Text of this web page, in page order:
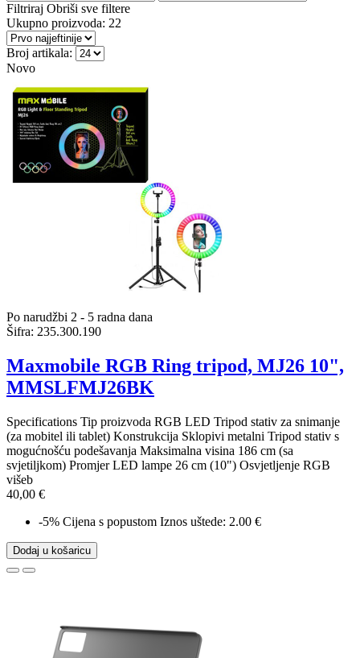
Filtriraj Obriši sve filtere
Ukupno proizvoda: 22
Broj artikala:
Novo
Po narudžbi 2 - 5 radna dana
Šifra: 235.300.190
Maxmobile RGB Ring tripod, MJ26 10",
MMSLFMJ26BK
Specifications Tip proizvoda RGB LED Tripod stativ za snimanje
(za mobitel ili tablet) Konstrukcija Sklopivi metalni Tripod stativ s
mogućnošću podešavanja Maksimalna visina 186 cm (sa
svjetiljkom) Promjer LED lampe 26 cm (10") Osvjetljenje RGB
višeb
40,00 €
-5% Cijena s popustom Iznos uštede: 2.00 €
Dodaj u košaricu